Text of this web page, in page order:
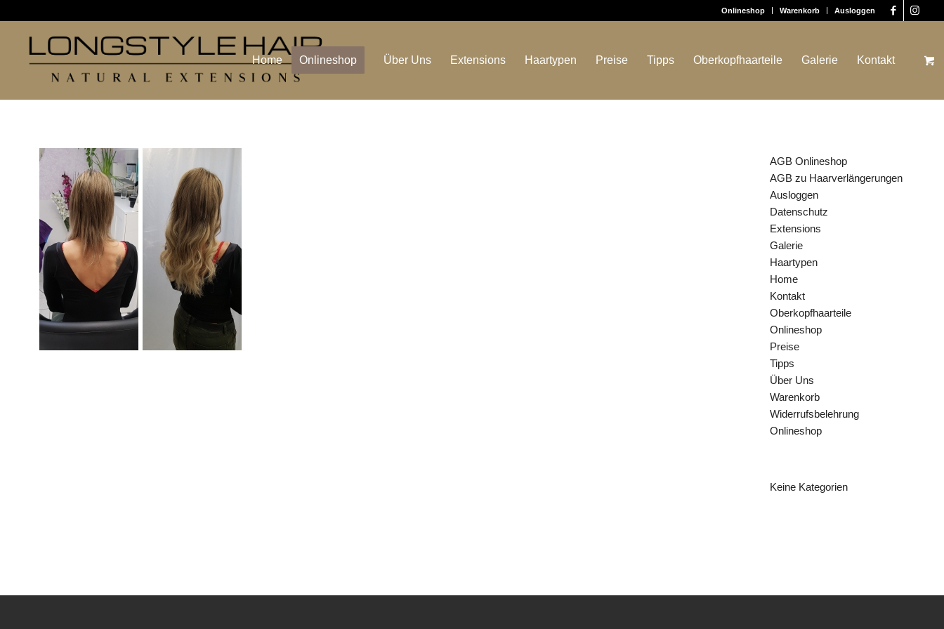
Onlineshop Warenkorb Ausloggen
Home Onlineshop Über Uns Extensions Haartypen Preise Tipps Oberkopfhaarteile Galerie Kontakt
AGB Onlineshop
AGB zu Haarverlängerungen
Ausloggen
Datenschutz
Extensions
Galerie
Haartypen
Home
Kontakt
Oberkopfhaarteile
Onlineshop
Preise
Tipps
Über Uns
Warenkorb
Widerrufsbelehrung
Onlineshop
Keine Kategorien